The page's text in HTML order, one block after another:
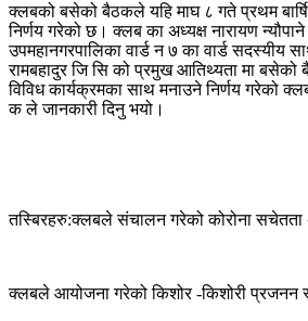
क्लबको बसेको बैठकले यहि माघ ८ गते प्रथम
निर्णय गरेको छ। क्लब का अध्यक्ष नारायण
उपमहानगरपालिका वार्ड न ७ का वार्ड सदस्यीय
रामबहादुर जि सि को प्रमुख आतिथ्यता मा
विविध कार्यक्रमका साथ मनाउने निर्णय गरेको
क ले जानकारी दिनु भयो।
तस्बिरहरु:क्लबले संचालन गरेको कोरोना सचेतता
क्लबले आयोजना गरेको किशोर -किशोरी प्रजनन